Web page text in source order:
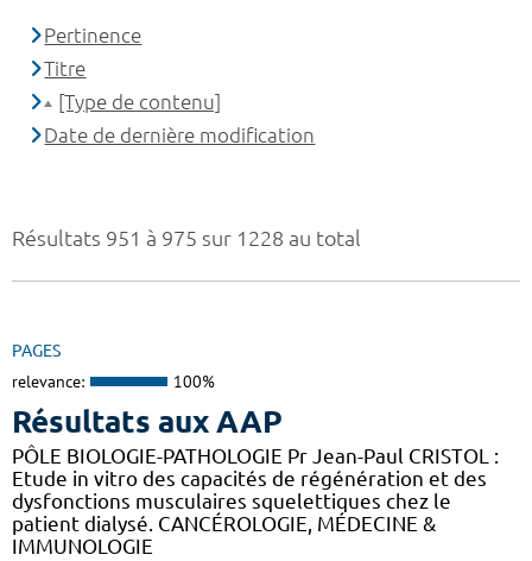
Résultats 951 à 975 sur 1228 au total
PAGES
relevance: 100%
Résultats aux AAP
PÔLE BIOLOGIE-PATHOLOGIE Pr Jean-Paul CRISTOL :
Etude in vitro des capacités de régénération et des
dysfonctions musculaires squelettiques chez le
patient dialysé. CANCÉROLOGIE, MÉDECINE &
IMMUNOLOGIE
Pertinence
Titre
[Type de contenu]
Date de dernière modification